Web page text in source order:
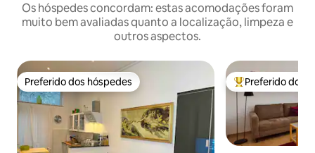
Os hóspedes concordam: estas acomodações foram
muito bem avaliadas quanto a localização, limpeza e
outros aspectos.
Preferido dos hóspedes
Preferido dos hóspedes Entre os
Preferido dos